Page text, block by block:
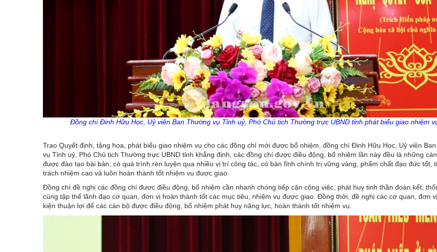
Đồng chí Đinh Hữu Học, Uỷ viên Ban Thường vụ Tỉnh uỷ, Phó Chủ tịch Thường trực UBND tỉnh phát biểu giao nhiệm
Trao Quyết định, tặng hoa, phát biểu giao nhiệm vụ cho các đồng chí mới được bổ nhiệm, đồng chí Đinh Hữu Học, Uỷ viên
vụ Tỉnh uỷ, Phó Chủ tịch Thường trực UBND tỉnh khẳng định, các đồng chí được điều động, bổ nhiệm lần này đều là những
được đào tạo bài bản, có quá trình rèn luyện qua nhiều vị trí công tác, có bản lĩnh chính trị vững vàng, phẩm chất đạo đức tốt,
trách nhiệm cao và luôn hoàn thành tốt nhiệm vụ được giao.
Đồng chí đề nghị các đồng chí được điều động, bổ nhiệm cần nhanh chóng tiếp cận công việc, phát huy tinh thần đoàn kết,
cùng tập thể lãnh đạo cơ quan, đơn vị hoàn thành tốt các mục tiêu, nhiệm vụ được giao. Đồng thời, đề nghị các cơ quan, đơn
kiện thuận lợi để các cán bộ được điều động, bổ nhiệm phát huy năng lực, hoàn thành tốt nhiệm vụ.